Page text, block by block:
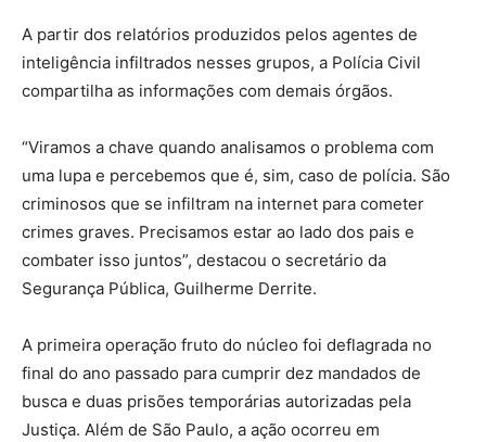
A partir dos relatórios produzidos pelos agentes de
inteligência infiltrados nesses grupos, a Polícia Civil
compartilha as informações com demais órgãos.
“Viramos a chave quando analisamos o problema com
uma lupa e percebemos que é, sim, caso de polícia. São
criminosos que se infiltram na internet para cometer
crimes graves. Precisamos estar ao lado dos pais e
combater isso juntos”, destacou o secretário da
Segurança Pública, Guilherme Derrite.
A primeira operação fruto do núcleo foi deflagrada no
final do ano passado para cumprir dez mandados de
busca e duas prisões temporárias autorizadas pela
Justiça. Além de São Paulo, a ação ocorreu em